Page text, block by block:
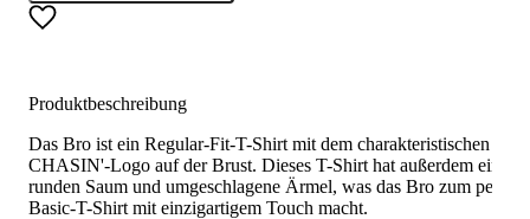
Produktbeschreibung
Das Bro ist ein Regular-Fit-T-Shirt mit dem charakteristischen
CHASIN'-Logo auf der Brust. Dieses T-Shirt hat außerdem einen
runden Saum und umgeschlagene Ärmel, was das Bro zum
Basic-T-Shirt mit einzigartigem Touch macht.